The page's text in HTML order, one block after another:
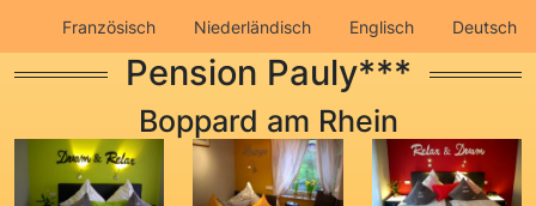
Französisch Niederländisch Englisch Deutsch
Impressum Datenschutz
Pension Pauly***
Boppard am Rhein